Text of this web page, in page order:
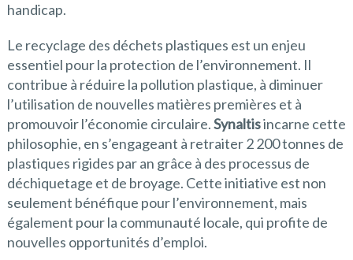
handicap.
Le recyclage des déchets plastiques est un enjeu
essentiel pour la protection de l’environnement. Il
contribue à réduire la pollution plastique, à diminuer
l’utilisation de nouvelles matières premières et à
promouvoir l’économie circulaire.Synaltisincarne cette
philosophie, en s’engageant à retraiter 2 200 tonnes de
plastiques rigides par an grâce à des processus de
déchiquetage et de broyage. Cette initiative est non
seulement bénéfique pour l’environnement, mais
également pour la communauté locale, qui profite de
nouvelles opportunités d’emploi.